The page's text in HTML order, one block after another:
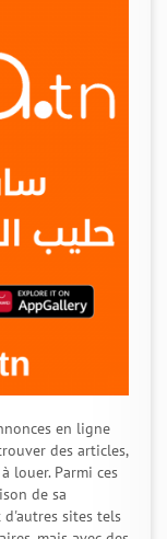
en ligne
des articles,
louer. Parmi ces
de sa
d'autres sites tels